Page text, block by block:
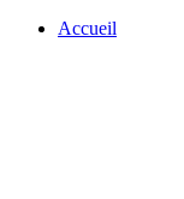
Accueil